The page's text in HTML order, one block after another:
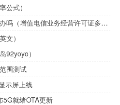
公式）
增值电信业务经营许可证好办吗（增值电信业务经营许可证多少钱）
文）
92yoyo）
围测试
示屏上线
5G就绪OTA更新